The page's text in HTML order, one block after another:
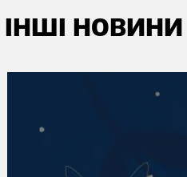
ІНШІ НОВИНИ